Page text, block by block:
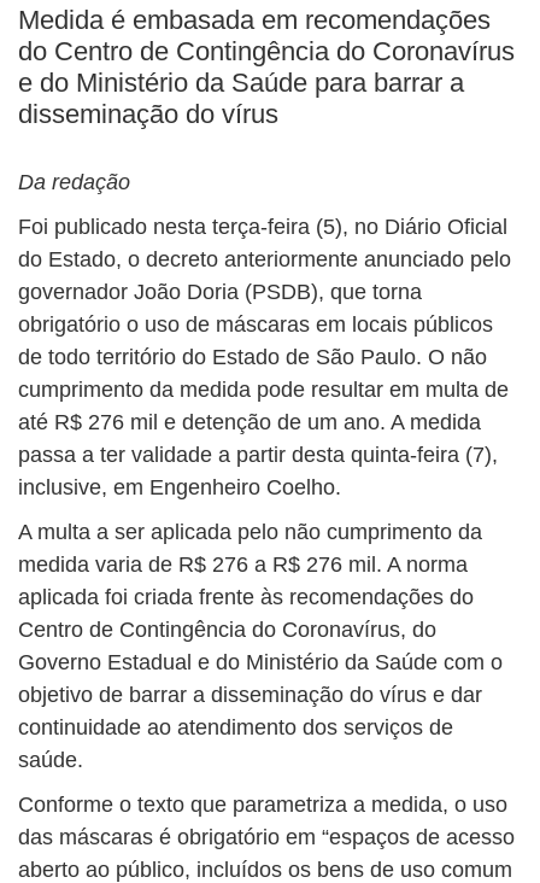
Medida é embasada em recomendações
do Centro de Contingência do Coronavírus
e do Ministério da Saúde para barrar a
disseminação do vírus
Da redação
Foi publicado nesta terça-feira (5), no Diário Oficial
do Estado, o decreto anteriormente anunciado pelo
governador João Doria (PSDB), que torna
obrigatório o uso de máscaras em locais públicos
de todo território do Estado de São Paulo. O não
cumprimento da medida pode resultar em multa de
até R$ 276 mil e detenção de um ano. A medida
passa a ter validade a partir desta quinta-feira (7),
inclusive, em Engenheiro Coelho.
A multa a ser aplicada pelo não cumprimento da
medida varia de R$ 276 a R$ 276 mil. A norma
aplicada foi criada frente às recomendações do
Centro de Contingência do Coronavírus, do
Governo Estadual e do Ministério da Saúde com o
objetivo de barrar a disseminação do vírus e dar
continuidade ao atendimento dos serviços de
saúde.
Conforme o texto que parametriza a medida, o uso
das máscaras é obrigatório em “espaços de acesso
aberto ao público, incluídos os bens de uso comum